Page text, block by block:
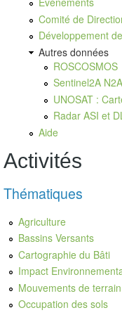
Comité de
Développement
Autres données
ROSCOSMOS
Sentinel2A N2A
UNOSAT :
Radar ASI et
Aide
Activités
Thématiques
Agriculture
Bassins Versants
Cartographie du Bâti
Impact
Mouvements de
Occupation des sols